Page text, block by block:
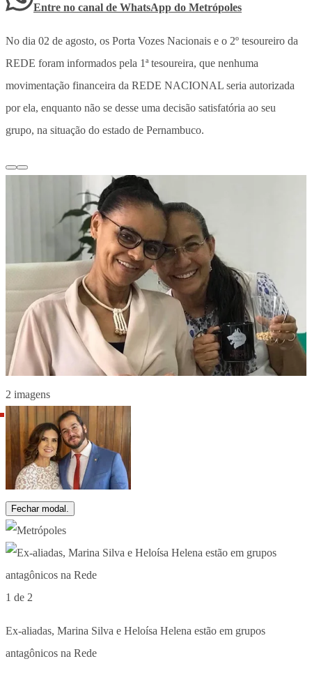
Entre no canal de WhatsApp do Metrópoles
No dia 02 de agosto, os Porta Vozes Nacionais e o 2º tesoureiro da
REDE foram informados pela 1ª tesoureira, que nenhuma
movimentação financeira da REDE NACIONAL seria autorizada
por ela, enquanto não se desse uma decisão satisfatória ao seu
grupo, na situação do estado de Pernambuco.
2 imagens
Fechar modal.
1 de 2
Ex-aliadas, Marina Silva e Heloísa Helena estão em grupos
antagônicos na Rede